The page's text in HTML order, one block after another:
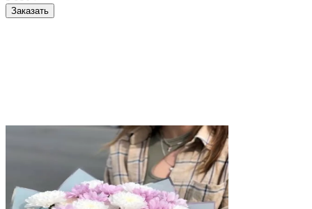
Заказать